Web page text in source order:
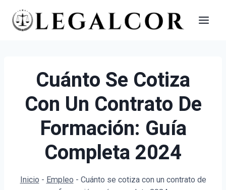
Saltar
Cuánto Se Cotiza
Con Un Contrato De
Formación: Guía
Completa 2024
Inicio - Empleo - Cuánto se cotiza con un contrato de